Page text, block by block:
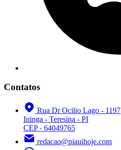
Contatos
Rua Dr Ocilio Lago - 1197
Ininga - Teresina - PI
CEP - 64049765
redacao@piauihoje.com